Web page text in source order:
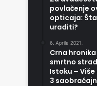
povlačenje
opticaja:
uraditi?
6. Aprila 2021.
Crna
smrtno
Istoku –
3